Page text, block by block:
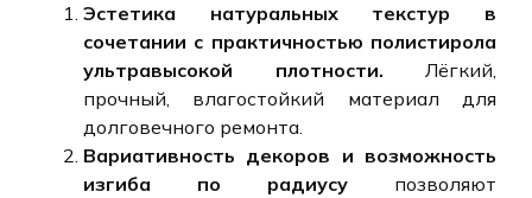
Эстетика натуральных текстур в
сочетании с практичностью полистирола
ультравысокой плотности. Лёгкий,
прочный, влагостойкий материал для
долговечного ремонта.
Вариативность декоров и возможность
изгиба по радиусу позволяют